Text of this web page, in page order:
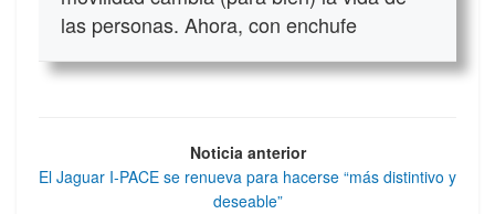
las personas. Ahora, con enchufe
Noticia anterior
El Jaguar I-PACE se renueva para hacerse “más distintivo y
deseable”